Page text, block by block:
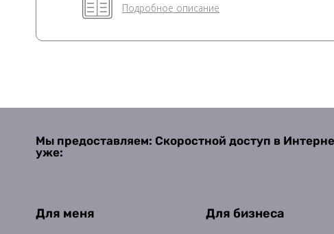
Подробное описание
Мы предоставляем: Скоростной доступ в
уже:
Для меня Для бизнеса